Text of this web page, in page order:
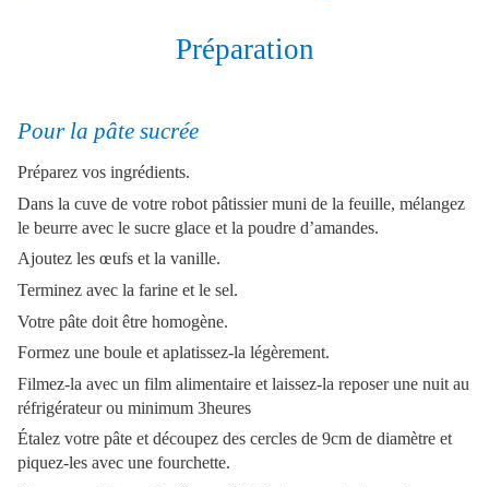
Préparation
Pour la pâte sucrée
Préparez vos ingrédients.
Dans la cuve de votre robot pâtissier muni de la feuille, mélangez
le beurre avec le sucre glace et la poudre d’amandes.
Ajoutez les œufs et la vanille.
Terminez avec la farine et le sel.
Votre pâte doit être homogène.
Formez une boule et aplatissez-la légèrement.
Filmez-la avec un film alimentaire et laissez-la reposer une nuit au
réfrigérateur ou minimum 3heures
Étalez votre pâte et découpez des cercles de 9cm de diamètre et
piquez-les avec une fourchette.